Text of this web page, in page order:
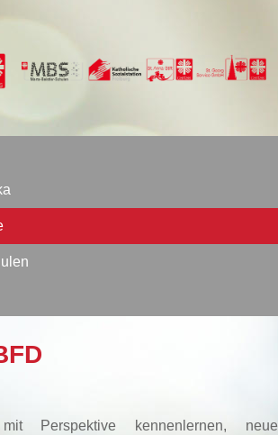
Perspektive kennenlernen, neue